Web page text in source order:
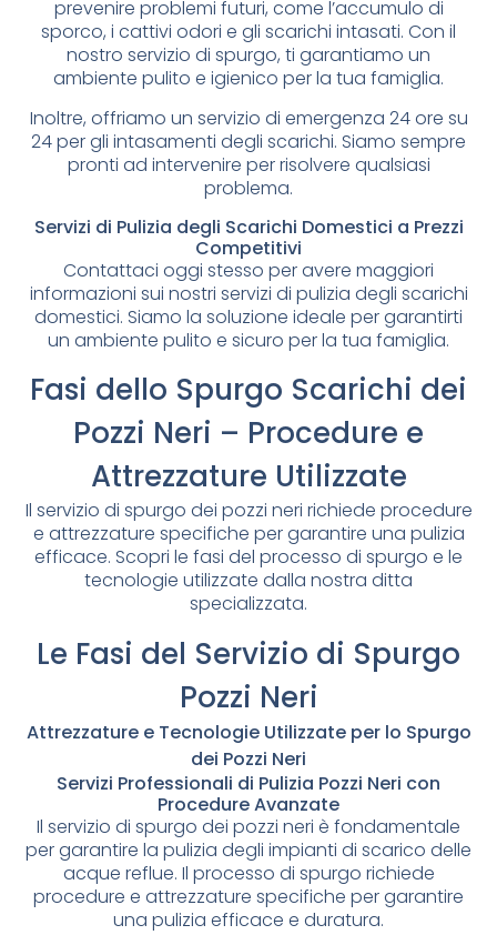
prevenire problemi futuri, come l’accumulo di
sporco, i cattivi odori e gli scarichi intasati. Con il
nostro servizio di spurgo, ti garantiamo un
ambiente pulito e igienico per la tua famiglia.
Inoltre, offriamo un servizio di emergenza 24 ore su
24 per gli intasamenti degli scarichi. Siamo sempre
pronti ad intervenire per risolvere qualsiasi
problema.
Servizi di Pulizia degli Scarichi Domestici a Prezzi
Competitivi
Contattaci oggi stesso per avere maggiori
informazioni sui nostri servizi di pulizia degli scarichi
domestici. Siamo la soluzione ideale per garantirti
un ambiente pulito e sicuro per la tua famiglia.
Fasi dello Spurgo Scarichi dei
Pozzi Neri – Procedure e
Attrezzature Utilizzate
Il servizio di spurgo dei pozzi neri richiede procedure
e attrezzature specifiche per garantire una pulizia
efficace. Scopri le fasi del processo di spurgo e le
tecnologie utilizzate dalla nostra ditta
specializzata.
Le Fasi del Servizio di Spurgo
Pozzi Neri
Attrezzature e Tecnologie Utilizzate per lo Spurgo
dei Pozzi Neri
Servizi Professionali di Pulizia Pozzi Neri con
Procedure Avanzate
Il servizio di spurgo dei pozzi neri è fondamentale
per garantire la pulizia degli impianti di scarico delle
acque reflue. Il processo di spurgo richiede
procedure e attrezzature specifiche per garantire
una pulizia efficace e duratura.